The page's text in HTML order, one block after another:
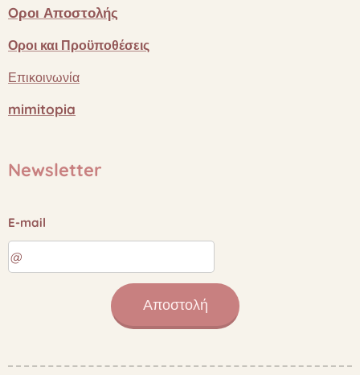
Oροι Αποστολής
Οροι και Προϋποθέσεις
Επικοινωνία
mimitopia
Newsletter
E-mail
Αποστολή